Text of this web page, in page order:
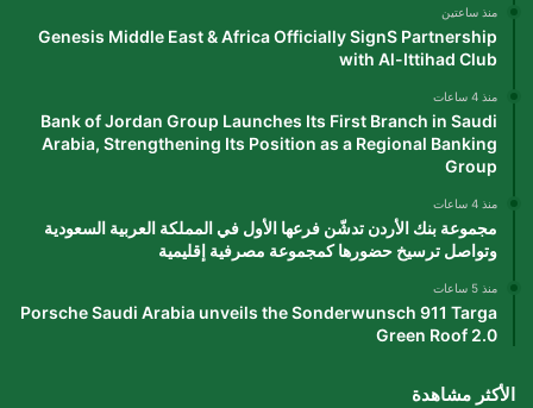
منذ ساعتين
Genesis Middle East & Africa Officially SignS Partnership
with Al-Ittihad Club
منذ 4 ساعات
Bank of Jordan Group Launches Its First Branch in Saudi
Arabia, Strengthening Its Position as a Regional Banking
Group
منذ 4 ساعات
مجموعة بنك الأردن تدشّن فرعها الأول في المملكة العربية السعودية
وتواصل ترسيخ حضورها كمجموعة مصرفية إقليمية
منذ 5 ساعات
Porsche Saudi Arabia unveils the Sonderwunsch 911 Targa
Green Roof 2.0
الأكثر مشاهدة